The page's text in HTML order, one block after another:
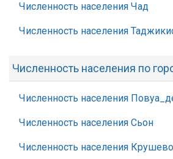
Численность населения Чад
Численность населения
Численность населения по
Численность населения
Численность населения Сьон
Численность населения Крушево